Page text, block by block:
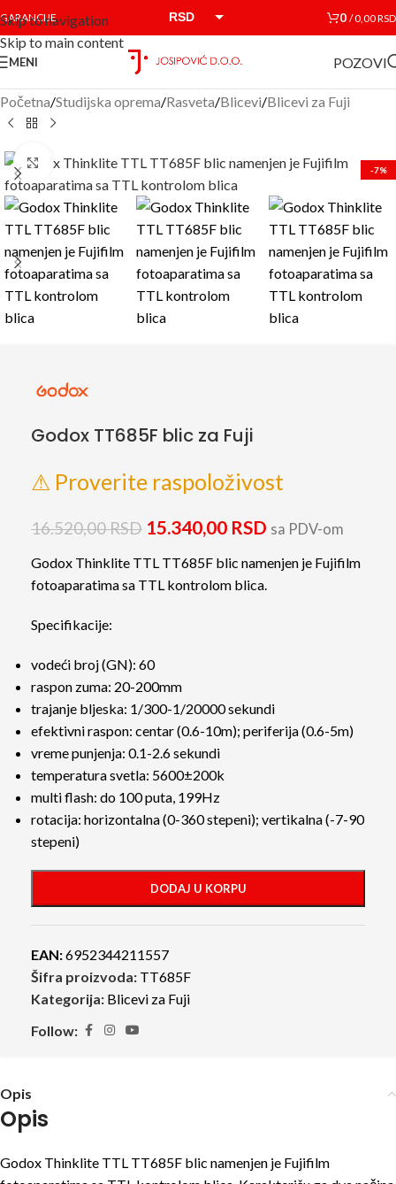
Skip to navigation
Skip to main content
GARANCIJE RSD 0 /0,00RSD
MENI POZOVI
Početna/Studijska oprema/Rasveta/Blicevi/Blicevi za Fuji
-7%
Click to enlarge
Godox TT685F blic za Fuji
⚠ Proverite raspoloživost
16.520,00RSD 15.340,00 RSD sa PDV-om
Godox Thinklite TTL TT685F blic namenjen je Fujifilm
fotoaparatima sa TTL kontrolom blica.
Specifikacije:
vodeći broj (GN): 60
raspon zuma: 20-200mm
trajanje bljeska: 1/300-1/20000 sekundi
efektivni raspon: centar (0.6-10m); periferija (0.6-5m)
vreme punjenja: 0.1-2.6 sekundi
temperatura svetla: 5600±200k
multi flash: do 100 puta, 199Hz
rotacija: horizontalna (0-360 stepeni); vertikalna (-7-90
stepeni)
DODAJ U KORPU
EAN:6952344211557
Šifra proizvoda: TT685F
Kategorija: Blicevi za Fuji
Follow:
Opis
Opis
Godox Thinklite TTL TT685F blic namenjen je Fujifilm